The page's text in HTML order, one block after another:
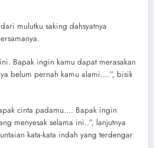
mulutku saking dahsyatnya
Bapak ingin kamu dapat merasakan
belum pernah kamu alami….”, bisik
cinta padamu…. Bapak ingin
menyesak selama ini..”, lanjutnya
kata-kata indah yang terdengar